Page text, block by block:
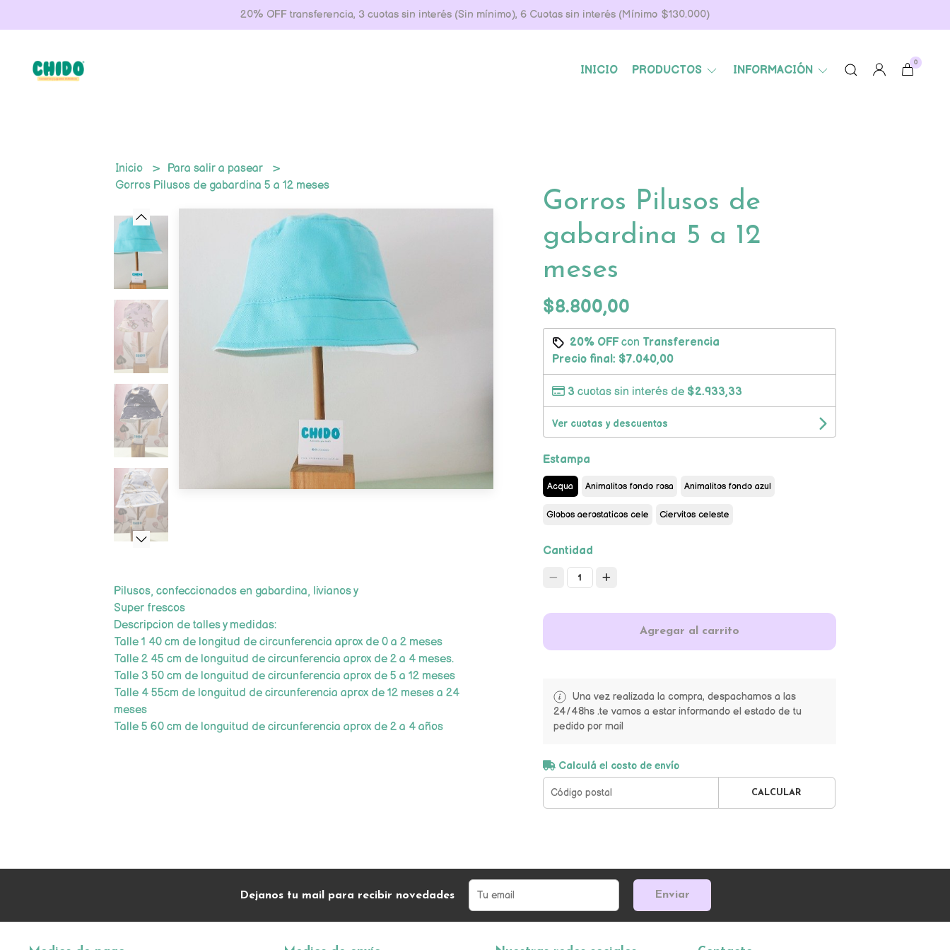
20% OFF transferencia, 3 cuotas sin interés (Sin mínimo), 6 Cuotas sin interés (Mínimo $130.000)
INICIO PRODUCTOS INFORMACIÓN
0
Inicio
Para salir a pasear
Gorros Pilusos de gabardina 5 a 12 meses
Pilusos, confeccionados en gabardina, livianos y
Super frescos
Descripcion de talles y medidas:
Talle 1 40 cm de longitud de circunferencia aprox de 0 a 2 meses
Talle 2 45 cm de longuitud de circunferencia aprox de 2 a 4 meses.
Talle 3 50 cm de longuitud de circunferencia aprox de 5 a 12 meses
Talle 4 55cm de longuitud de circunferencia aprox de 12 meses a 24
meses
Talle 5 60 cm de longuitud de circunferencia aprox de 2 a 4 años
Gorros Pilusos de
gabardina 5 a 12
meses
$8.800,00
20% OFFcon Transferencia
Precio final: $7.040,00
3 cuotas sin interés de $2.933,33
Ver cuotas y descuentos
Estampa
Acqua Animalitos fondo rosa Animalitos fondo azul
Globos aerostaticos cele Ciervitos celeste
Cantidad
1
Agregar al carrito
Una vez realizada la compra, despachamos a las
24/48hs .te vamos a estar informando el estado de tu
pedido por mail
Calculá el costo de envío
CALCULAR
Dejanos tu mail para recibir novedades Enviar